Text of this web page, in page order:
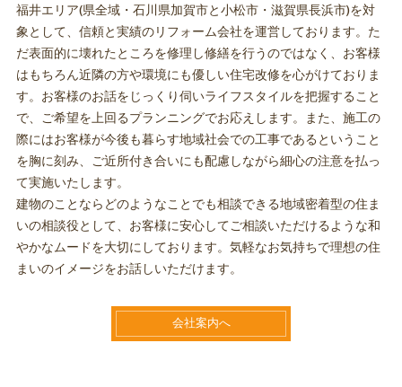
福井エリア(県全域・石川県加賀市と小松市・滋賀県長浜市)を対
象として、信頼と実績のリフォーム会社を運営しております。た
だ表面的に壊れたところを修理し修繕を行うのではなく、お客様
はもちろん近隣の方や環境にも優しい住宅改修を心がけておりま
す。お客様のお話をじっくり伺いライフスタイルを把握すること
で、ご希望を上回るプランニングでお応えします。また、施工の
際にはお客様が今後も暮らす地域社会での工事であるということ
を胸に刻み、ご近所付き合いにも配慮しながら細心の注意を払っ
て実施いたします。
建物のことならどのようなことでも相談できる地域密着型の住ま
いの相談役として、お客様に安心してご相談いただけるような和
やかなムードを大切にしております。気軽なお気持ちで理想の住
まいのイメージをお話しいただけます。
会社案内へ